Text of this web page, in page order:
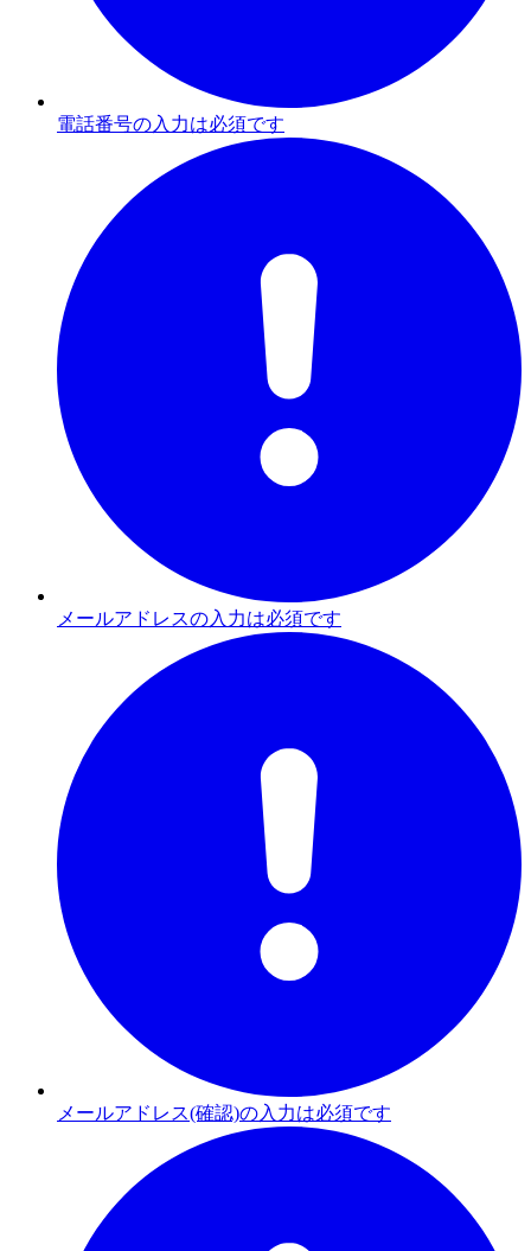
電話番号の入力は必須です
メールアドレスの入力は必須です
メールアドレス(確認)の入力は必須です